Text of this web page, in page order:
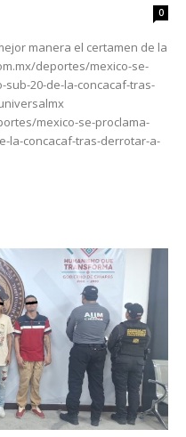
0
manera el certamen de la
deportes/mexico-se-
20-de-la-concacaf-tras-
mexico-se-proclama-
la-concacaf-tras-derrotar-a-